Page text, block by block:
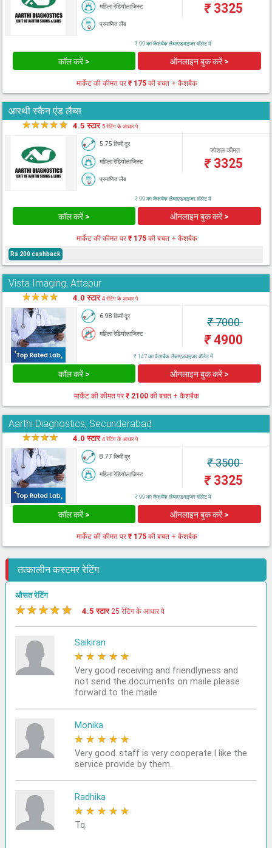
महिला रेडियोलाजिस्ट
प्रमाणित लैब
₹3325
₹ 99 का कैशबैक लैब्सएडवाइजर वॉलेट में
कॉल करें > ऑनलाइन बुक करें >
मार्केट की कीमत पर₹ 175की बचत + कैशबैक
आरथी स्कैन एंड लैब्स
★★★★★ 4.5 स्टार5 रेटिंग के आधार पे
5.75 किमी दूर
महिला रेडियोलाजिस्ट
प्रमाणित लैब
स्पेशल कीमत
₹3325
₹ 99 का कैशबैक लैब्सएडवाइजर वॉलेट में
कॉल करें > ऑनलाइन बुक करें >
मार्केट की कीमत पर₹ 175की बचत + कैशबैक
Rs 200 cashback
Vista Imaging, Attapur
★★★★ 4.0 स्टार4 रेटिंग के आधार पे
6.98 किमी दूर
महिला रेडियोलाजिस्ट
₹7000
₹4900
₹ 147 का कैशबैक लैब्सएडवाइजर वॉलेट में
कॉल करें > ऑनलाइन बुक करें >
मार्केट की कीमत पर₹ 2100 की बचत + कैशबैक
Aarthi Diagnostics, Secunderabad
★★★★ 4.0 स्टार4 रेटिंग के आधार पे
8.77 किमी दूर
महिला रेडियोलाजिस्ट
₹3500
₹3325
₹ 99 का कैशबैक लैब्सएडवाइजर वॉलेट में
कॉल करें > ऑनलाइन बुक करें >
मार्केट की कीमत पर₹ 175की बचत + कैशबैक
तत्कालीन कस्टमर रेटिंग
औसत रेटिंग
★★★★★ 4.5 स्टार25 रेटिंग के आधार पे
Saikiran
★ ★ ★ ★ ★
Very good receiving and friendlyness and
not send the documents on maile please
forward to the maile
Monika
★ ★ ★ ★ ★
Very good..staff is very cooperate.I like the
service provide by them.
Radhika
★ ★ ★ ★ ★
Tq.